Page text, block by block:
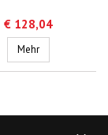
€ 128,04
MehrWandbügel für